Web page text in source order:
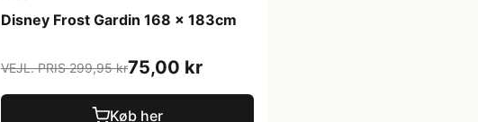
Disney Frost Gardin 168 x 183cm
VEJL. PRIS 299,95 kr75,00 kr
Køb her